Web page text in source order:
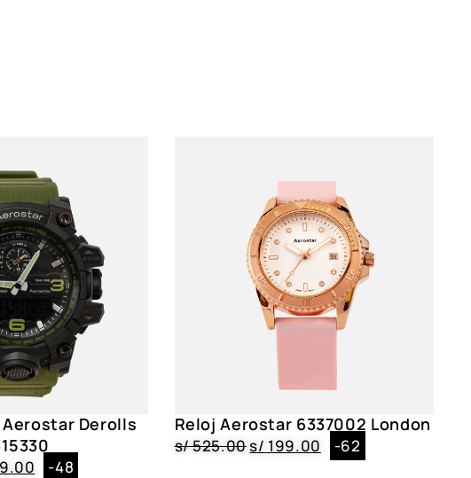
Derolls
-48
Reloj Aerostar 6337002 London
s/525.00s/ 199.00 -62